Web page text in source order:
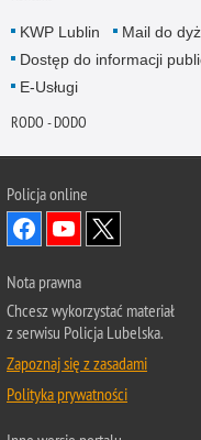
KWP Lublin Mail do
Dostęp do informacji
E-Usługi
RODO - DODO
Policja online
Nota prawna
Chcesz wykorzystać materiał
z serwisu Policja Lubelska.
Zapoznaj się z zasadami
Polityka prywatności